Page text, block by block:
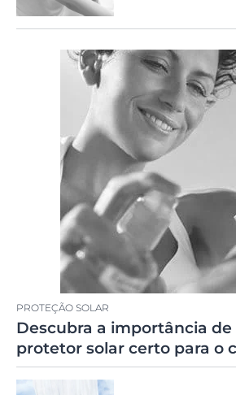
PROTEÇÃO SOLAR
Descubra a importância de
protetor solar certo para o